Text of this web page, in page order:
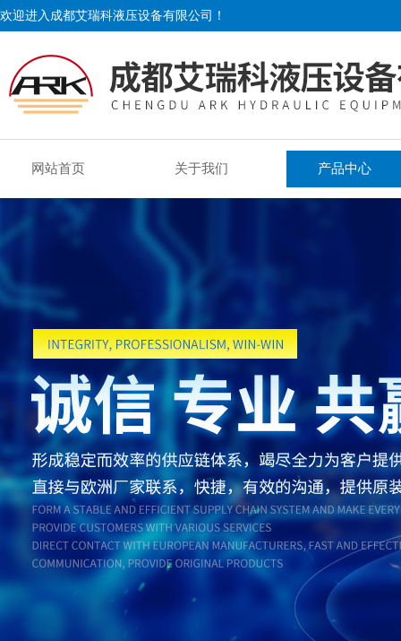
欢迎进入成都艾瑞科液压设备有限公司！
网站首页 关于我们 产品中心